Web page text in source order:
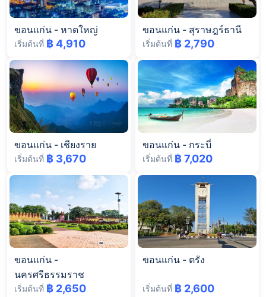
ขอนแก่น - หาดใหญ่
เริ่มต้นที่ ฿ 4,910
ขอนแก่น - สุราษฎร์ธานี
เริ่มต้นที่ ฿ 2,790
ขอนแก่น - เชียงราย
เริ่มต้นที่ ฿ 3,670
ขอนแก่น - กระบี่
เริ่มต้นที่ ฿ 7,020
ขอนแก่น -
นครศรีธรรมราช
เริ่มต้นที่ ฿ 2,650
ขอนแก่น - ตรัง
เริ่มต้นที่ ฿ 2,600